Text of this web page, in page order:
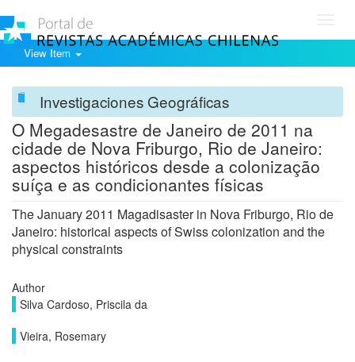
View Item
Investigaciones Geográficas
O Megadesastre de Janeiro de 2011 na
cidade de Nova Friburgo, Rio de Janeiro:
aspectos históricos desde a colonização
suíça e as condicionantes físicas
The January 2011 Magadisaster in Nova Friburgo, Rio de
Janeiro: historical aspects of Swiss colonization and the
physical constraints
Author
Silva Cardoso, Priscila da
Vieira, Rosemary